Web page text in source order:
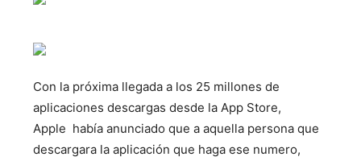
Con la próxima llegada a los 25 millones de
aplicaciones descargas desde la App Store,
Apple había anunciado que a aquella persona que
descargara la aplicación que haga ese numero,